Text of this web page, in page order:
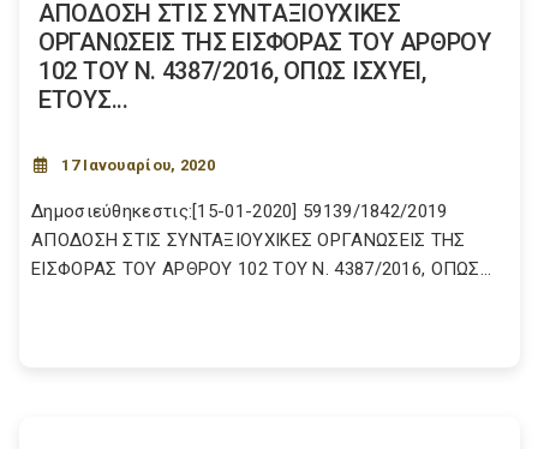
ΑΠΟΔΟΣΗ ΣΤΙΣ ΣΥΝΤΑΞΙΟΥΧΙΚΕΣ
ΟΡΓΑΝΩΣΕΙΣ ΤΗΣ ΕΙΣΦΟΡΑΣ ΤΟΥ ΑΡΘΡΟΥ
102 ΤΟΥ Ν. 4387/2016, ΟΠΩΣ ΙΣΧΥΕΙ,
ΕΤΟΥΣ...
17 Ιανουαρίου, 2020
Δημοσιεύθηκεστις:[15-01-2020] 59139/1842/2019
ΑΠΟΔΟΣΗ ΣΤΙΣ ΣΥΝΤΑΞΙΟΥΧΙΚΕΣ ΟΡΓΑΝΩΣΕΙΣ ΤΗΣ
ΕΙΣΦΟΡΑΣ ΤΟΥ ΑΡΘΡΟΥ 102 ΤΟΥ Ν. 4387/2016, ΟΠΩΣ...